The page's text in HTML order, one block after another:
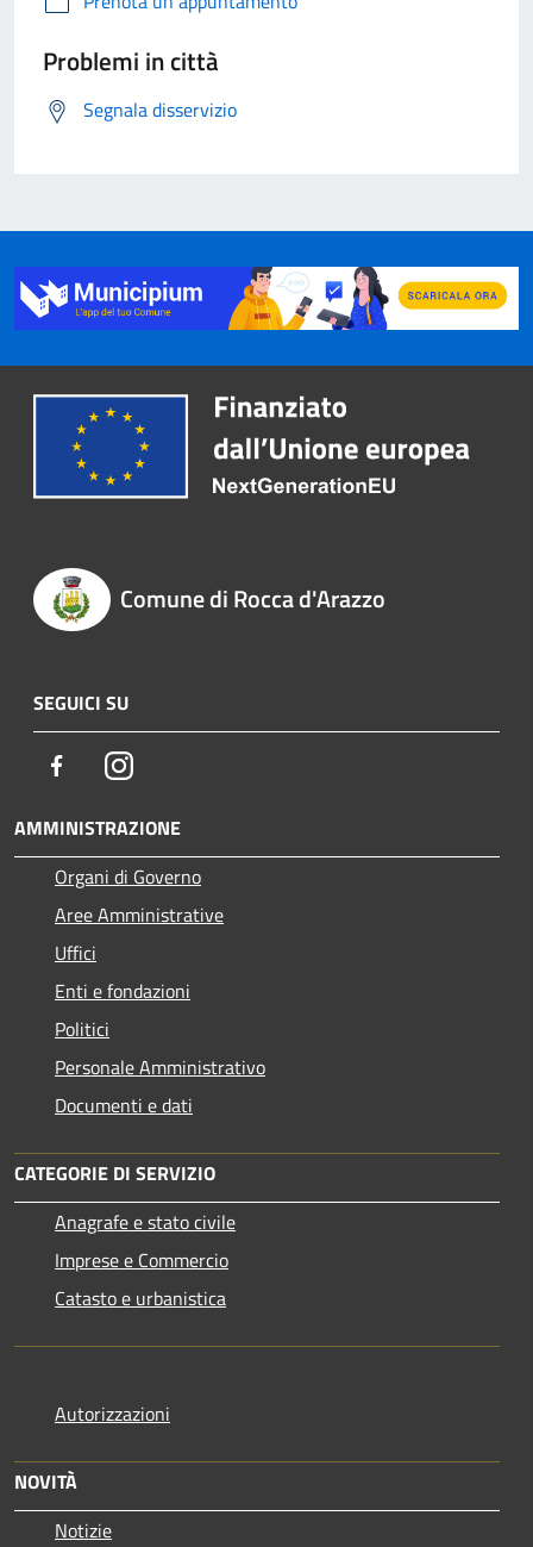
Problemi in città
Segnala disservizio
Comune di Rocca d'Arazzo
SEGUICI SU
FacebookInstagram
AMMINISTRAZIONE
Organi di Governo
Aree Amministrative
Uffici
Enti e fondazioni
Politici
Personale Amministrativo
Documenti e dati
CATEGORIE DI SERVIZIO
Anagrafe e stato civile
Imprese e Commercio
Catasto e urbanistica
Autorizzazioni
NOVITÀ
Notizie